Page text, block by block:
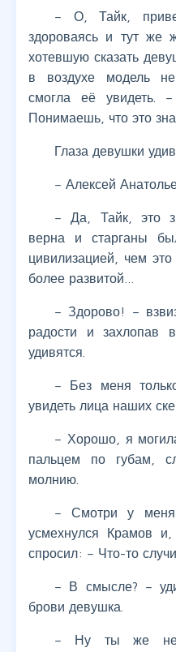
– О, Тайк,
здороваясь и тут же
хотевшую сказать
в воздухе модель
смогла её увидеть.
Понимаешь, что это
Глаза девушки
– Алексей
– Да, Тайк, это
верна и старганы
цивилизацией, чем
более развитой…
– Здорово! –
радости и захлопав
удивятся.
– Без меня
увидеть лица наших
– Хорошо, я
пальцем по губам,
молнию.
– Смотри у
усмехнулся Крамов
спросил: – Что-то
– В смысле? –
брови девушка.
– Ну ты же не